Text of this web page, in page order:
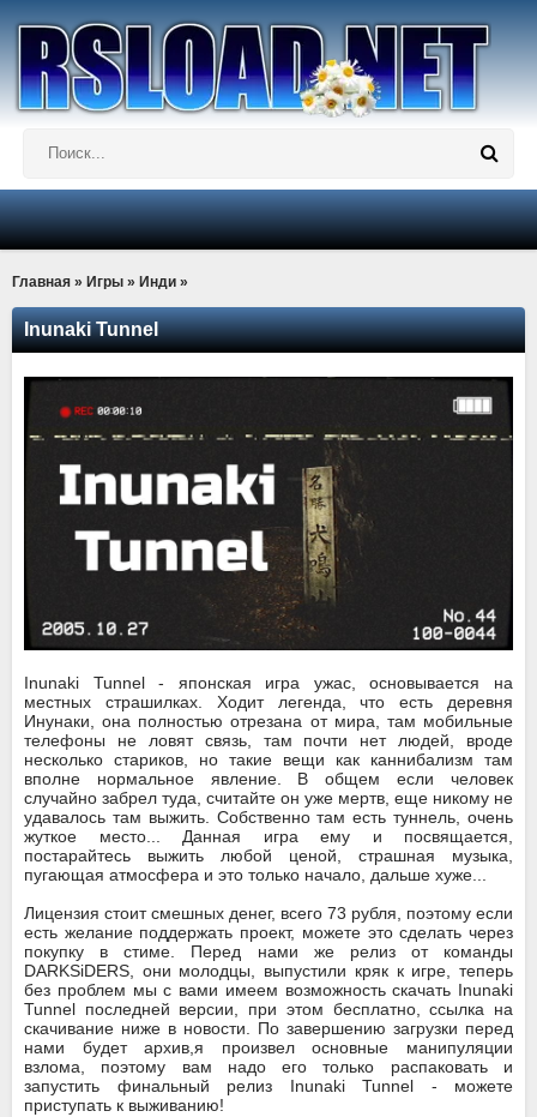
Главная » Игры » Инди »
Inunaki Tunnel
Inunaki Tunnel - японская игра ужас, основывается на
местных страшилках. Ходит легенда, что есть деревня
Инунаки, она полностью отрезана от мира, там мобильные
телефоны не ловят связь, там почти нет людей, вроде
несколько стариков, но такие вещи как каннибализм там
вполне нормальное явление. В общем если человек
случайно забрел туда, считайте он уже мертв, еще никому не
удавалось там выжить. Собственно там есть туннель, очень
жуткое место... Данная игра ему и посвящается,
постарайтесь выжить любой ценой, страшная музыка,
пугающая атмосфера и это только начало, дальше хуже...
Лицензия стоит смешных денег, всего 73 рубля, поэтому если
есть желание поддержать проект, можете это сделать через
покупку в стиме. Перед нами же релиз от команды
DARKSiDERS, они молодцы, выпустили кряк к игре, теперь
без проблем мы с вами имеем возможность скачать Inunaki
Tunnel последней версии, при этом бесплатно, ссылка на
скачивание ниже в новости. По завершению загрузки перед
нами будет архив,я произвел основные манипуляции
взлома, поэтому вам надо его только распаковать и
запустить финальный релиз Inunaki Tunnel - можете
приступать к выживанию!